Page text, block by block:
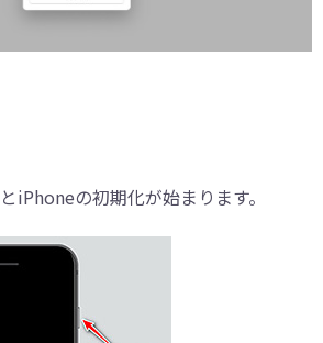
iPhoneの初期化が始まります。